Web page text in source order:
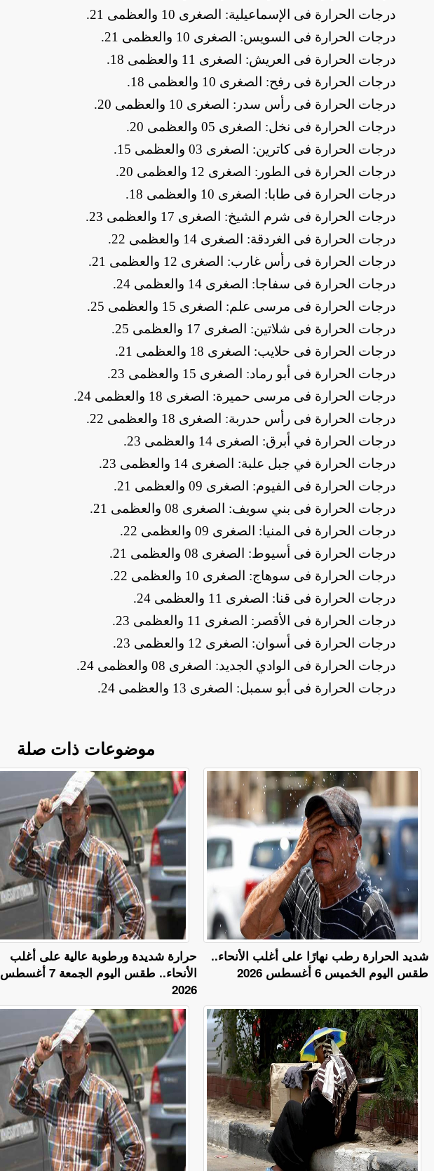
​درجات الحرارة فى الإسماعيلية: الصغرى 10 والعظمى 21
.
​درجات الحرارة فى السويس: الصغرى 10 والعظمى 21
.
​درجات الحرارة فى العريش: الصغرى 11 والعظمى 18
.
​درجات الحرارة فى رفح: الصغرى 10 والعظمى 18
.
​درجات الحرارة فى رأس سدر: الصغرى 10 والعظمى 20
.
​درجات الحرارة فى نخل: الصغرى 05 والعظمى 20
.
​درجات الحرارة فى كاترين: الصغرى 03 والعظمى 15
.
​درجات الحرارة فى الطور: الصغرى 12 والعظمى 20
.
​درجات الحرارة فى طابا: الصغرى 10 والعظمى 18
.
​درجات الحرارة فى شرم الشيخ: الصغرى 17 والعظمى 23
.
​درجات الحرارة فى الغردقة: الصغرى 14 والعظمى 22
.
​درجات الحرارة فى رأس غارب: الصغرى 12 والعظمى 21
.
​درجات الحرارة فى سفاجا: الصغرى 14 والعظمى 24
.
​درجات الحرارة فى مرسى علم: الصغرى 15 والعظمى 25
.
​درجات الحرارة فى شلاتين: الصغرى 17 والعظمى 25
.
​درجات الحرارة فى حلايب: الصغرى 18 والعظمى 21
.
​درجات الحرارة فى أبو رماد: الصغرى 15 والعظمى 23
.
​درجات الحرارة فى مرسى حميرة: الصغرى 18 والعظمى 24
.
​درجات الحرارة فى رأس حدربة: الصغرى 18 والعظمى 22
.
​درجات الحرارة في أبرق: الصغرى 14 والعظمى 23
.
​درجات الحرارة في جبل علبة: الصغرى 14 والعظمى 23
.
​درجات الحرارة فى الفيوم: الصغرى 09 والعظمى 21
.
​درجات الحرارة فى بني سويف: الصغرى 08 والعظمى 21
.
​درجات الحرارة فى المنيا: الصغرى 09 والعظمى 22
.
​درجات الحرارة فى أسيوط: الصغرى 08 والعظمى 21
.
​درجات الحرارة فى سوهاج: الصغرى 10 والعظمى 22
.
​درجات الحرارة فى قنا: الصغرى 11 والعظمى 24
.
​درجات الحرارة فى الأقصر: الصغرى 11 والعظمى 23
.
​درجات الحرارة فى أسوان: الصغرى 12 والعظمى 23
.
​درجات الحرارة فى الوادي الجديد: الصغرى 08 والعظمى 24
.
​درجات الحرارة فى أبو سمبل: الصغرى 13 والعظمى 24
.
موضوعات ذات صلة
حرارة شديدة ورطوبة عالية على أغلب
الأنحاء.. طقس اليوم الجمعة 7 أغسطس
2026
​شديد الحرارة رطب نهارًا على أغلب الأنحاء..
طقس اليوم الخميس 6 أغسطس 2026